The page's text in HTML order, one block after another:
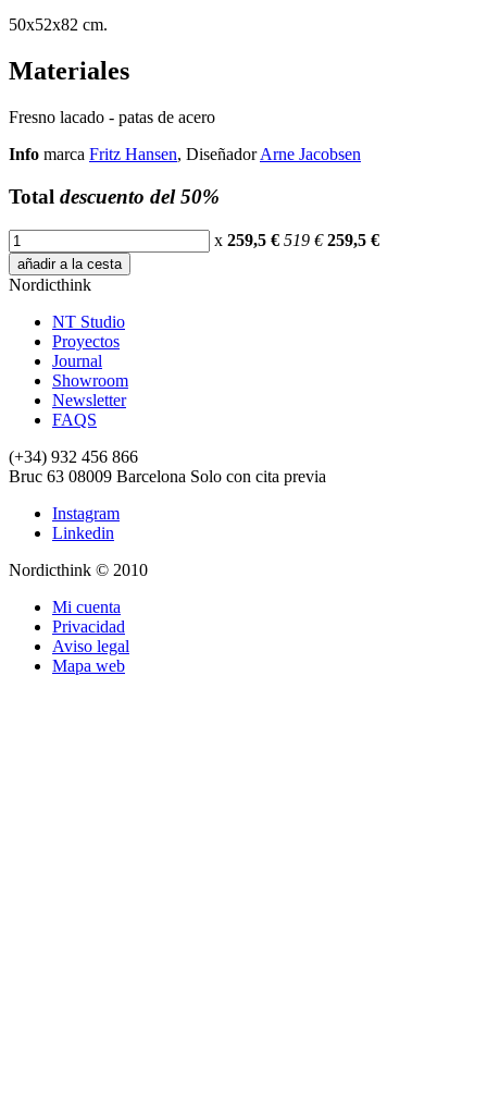
50x52x82 cm.
Materiales
Fresno lacado - patas de acero
Info marca Fritz Hansen, DiseñadorArne Jacobsen
Total descuento del 50%
x 259,5 € 519 € 259,5 €
añadir a la cesta
Nordicthink
NT Studio
Proyectos
Journal
Showroom
Newsletter
FAQS
(+34) 932 456 866
Bruc 63 08009 Barcelona Solo con cita previa
Instagram
Linkedin
Nordicthink © 2010
Mi cuenta
Privacidad
Aviso legal
Mapa web